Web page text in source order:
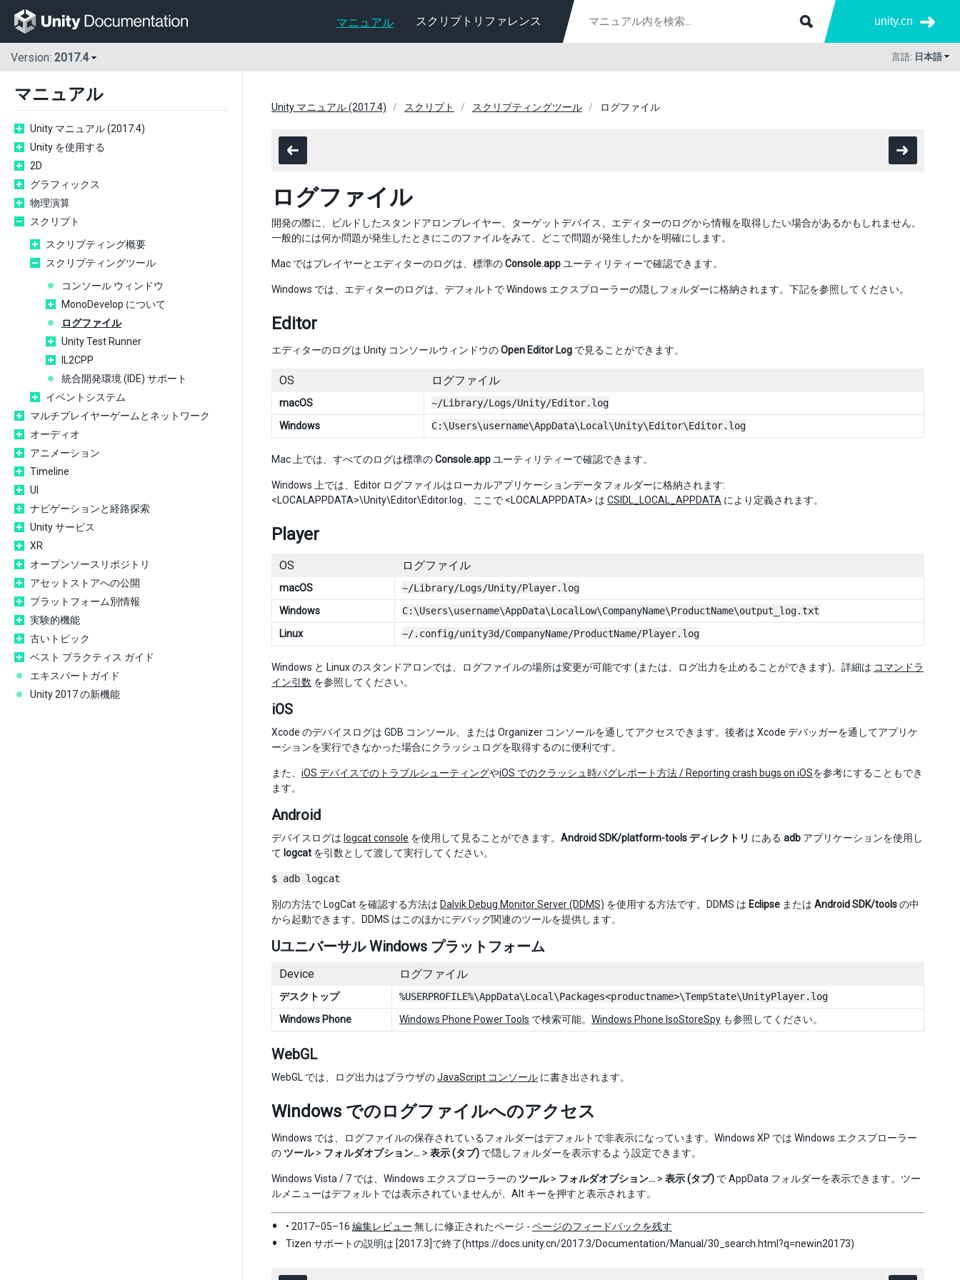
マニュアル スクリプトリファレンス unity.cn
Version: 2017.4 言語: 日本語
マニュアル
Unity マニュアル (2017.4)
Unity を使用する
2D
グラフィックス
物理演算
スクリプト
スクリプティング概要
スクリプティングツール
コンソール ウィンドウ
MonoDevelop について
ログファイル
Unity Test Runner
IL2CPP
統合開発環境 (IDE) サポート
イベントシステム
マルチプレイヤーゲームとネットワーク
オーディオ
アニメーション
Timeline
UI
ナビゲーションと経路探索
Unity サービス
XR
オープンソースリポジトリ
アセットストアへの公開
プラットフォーム別情報
実験的機能
古いトピック
ベスト プラクティス ガイド
エキスパートガイド
Unity 2017 の新機能
Unity マニュアル (2017.4) スクリプト スクリプティングツール ログファイル
ログファイル
開発の際に、ビルドしたスタンドアロンプレイヤー、ターゲットデバイス、エディターのログから情報を取得したい場合があるかもしれません。
一般的には何か問題が発生したときにこのファイルをみて、どこで問題が発生したかを明確にします。
Mac ではプレイヤーとエディターのログは、標準のConsole.app ユーティリティーで確認できます。
Windows では、エディターのログは、デフォルトで Windows エクスプローラーの隠しフォルダーに格納されます。下記を参照してください。
Editor
エディターのログは Unity コンソールウィンドウのOpen Editor Log で見ることができます。
OS ログファイル
macOS
~/Library/Logs/Unity/Editor.log
Windows
C:\Users\username\AppData\Local\Unity\Editor\Editor.log
Mac 上では、すべてのログは標準のConsole.app ユーティリティーで確認できます。
Windows 上では、Editor ログファイルはローカルアプリケーションデータフォルダーに格納されます:
<LOCALAPPDATA>\Unity\Editor\Editor.log、ここで <LOCALAPPDATA> は CSIDL_LOCAL_APPDATA により定義されます。
Player
OS ログファイル
macOS
~/Library/Logs/Unity/Player.log
Windows
C:\Users\username\AppData\LocalLow\CompanyName\ProductName\output_log.txt
Linux
~/.config/unity3d/CompanyName/ProductName/Player.log
Windows と Linux のスタンドアロンでは、ログファイルの場所は変更が可能です (または、ログ出力を止めることができます)。詳細は コマンドラ
イン引数 を参照してください。
iOS
Xcode のデバイスログは GDB コンソール、または Organizer コンソールを通してアクセスできます。後者は Xcode デバッガーを通してアプリケ
ーションを実行できなかった場合にクラッシュログを取得するのに便利です。
また、 iOS デバイスでのトラブルシューティングやiOS でのクラッシュ時バグレポート方法 / Reporting crash bugs on iOSを参考にすることもでき
ます。
Android
デバイスログは logcat console を使用して見ることができます。 Android SDK/platform-tools ディレクトリ にある adb アプリケーションを使用し
て logcat を引数として渡して実行してください。
$ adb logcat
別の方法で LogCat を確認する方法は Dalvik Debug Monitor Server (DDMS) を使用する方法です。DDMS は Eclipse または Android SDK/toolsの中
から起動できます。DDMS はこのほかにデバッグ関連のツールを提供します。
Uユニバーサル Windows プラットフォーム
Device ログファイル
デスクトップ
%USERPROFILE%\AppData\Local\Packages<productname>\TempState\UnityPlayer.log
Windows Phone
Windows Phone Power Tools で検索可能。 Windows Phone IsoStoreSpy も参照してください。
WebGL
WebGL では、ログ出力はブラウザのJavaScript コンソール に書き出されます。
Windows でのログファイルへのアクセス
Windows では、ログファイルの保存されているフォルダーはデフォルトで非表示になっています。Windows XP では Windows エクスプローラー
の ツール> フォルダオプション… > 表示 (タブ) で隠しフォルダーを表示するよう設定できます。
Windows Vista / 7 では、Windows エクスプローラーの ツール> フォルダオプション… > 表示 (タブ) で AppData フォルダーを表示できます。ツー
ルメニューはデフォルトでは表示されていませんが、Alt キーを押すと表示されます。
• 2017–05–16 編集レビュー 無しに修正されたページ - ページのフィードバックを残す
Tizen サポートの説明は [2017.3]で終了(https://docs.unity.cn/2017.3/Documentation/Manual/30_search.html?q=newin20173)